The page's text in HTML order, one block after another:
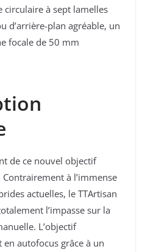
circulaire à sept lamelles
d’arrière-plan agréable, un
focale de 50 mm
de ce nouvel objectif
à l’immense
actuelles, le TTArtisan
l’impasse sur la
L’objectif
autofocus grâce à un